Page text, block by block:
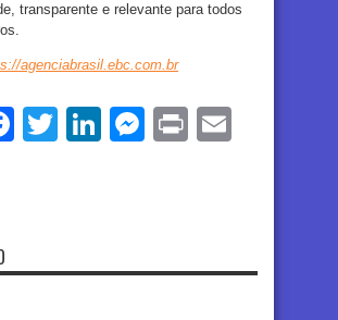
transparente e relevante para todos
agenciabrasil.ebc.com.br
Facebook
TwitterLinkedIn
Messenger
Print